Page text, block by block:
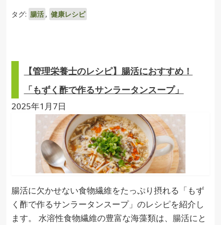
タグ: 腸活 , 健康レシピ
【管理栄養士のレシピ】腸活におすすめ！
「もずく酢で作るサンラータンスープ」
2025年1月7日
腸活に欠かせない食物繊維をたっぷり摂れる「もず
く酢で作るサンラータンスープ」のレシピを紹介し
ます。 水溶性食物繊維の豊富な海藻類は、腸活にと